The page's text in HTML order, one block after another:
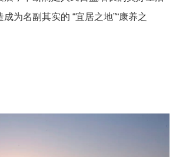
为名副其实的 “宜居之地”“康养之